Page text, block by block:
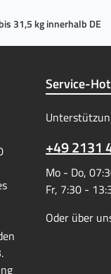
31,5 kg innerhalb DE
Service-
+49 2131
Mo - Do,
Fr, 7:30 -
Oder über